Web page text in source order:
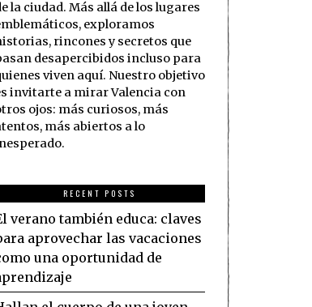
la ciudad. Más allá de los lugares
exploramos
rincones y secretos que
desapercibidos incluso para
viven aquí. Nuestro objetivo
invitarte a mirar Valencia con
ojos: más curiosos, más
más abiertos a lo
RECENT POSTS
verano también educa: claves
aprovechar las vacaciones
una oportunidad de